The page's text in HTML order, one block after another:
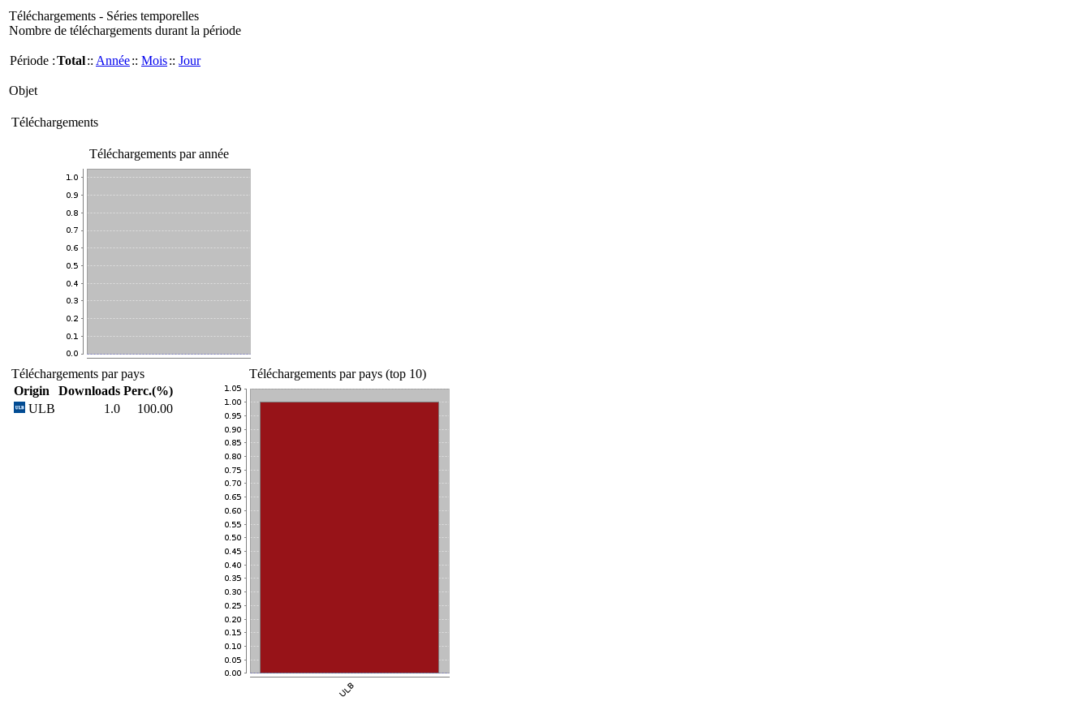
Téléchargements - Séries temporelles
Nombre de téléchargements durant la période
Période :Total:: Année:: Mois:: Jour
Objet
Téléchargements
Téléchargements par année
Téléchargements par pays
Origin
Downloads Perc.(%)
ULB
1.0 100.00
Téléchargements par pays (top 10)